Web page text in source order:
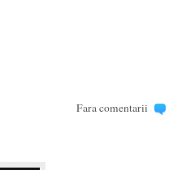
Fara comentarii